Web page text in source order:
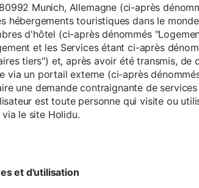
Munich, Allemagne (ci-après
hébergements touristiques dans le
d'hôtel (ci-après dénommés
et les Services étant ci-après
tiers") et, après avoir été transmis,
via un portail externe (ci-après
une demande contraignante de
est toute personne qui visite ou
le site Holidu.
et d'utilisation